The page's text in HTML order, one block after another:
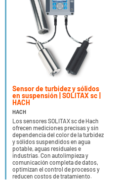
Sensor de turbidez y sólidos
en suspensión | SOLITAX sc |
HACH
HACH
Los sensores SOLITAX sc de Hach
ofrecen mediciones precisas y sin
dependencia del color de la turbidez
y sólidos suspendidos en agua
potable, aguas residuales e
industrias. Con autolimpieza y
comunicación completa de datos,
optimizan el control de procesos y
reducen costos de tratamiento.